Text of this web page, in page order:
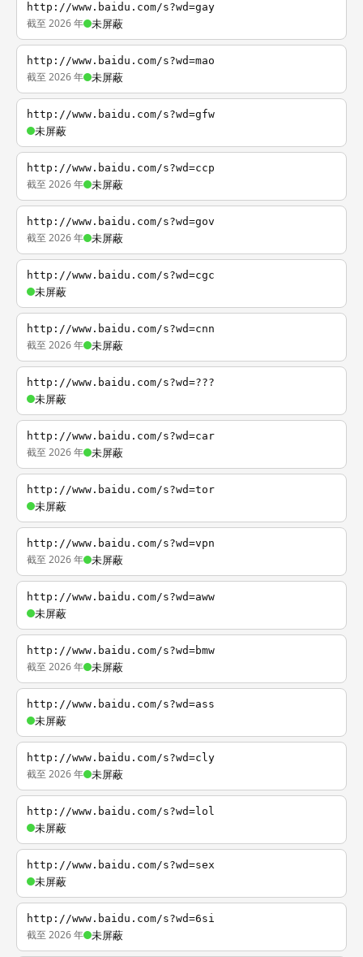
http://www.baidu.com/s?wd=gay
截至 2026 年 未屏蔽
http://www.baidu.com/s?wd=mao
截至 2026 年 未屏蔽
http://www.baidu.com/s?wd=gfw
未屏蔽
http://www.baidu.com/s?wd=ccp
截至 2026 年 未屏蔽
http://www.baidu.com/s?wd=gov
截至 2026 年 未屏蔽
http://www.baidu.com/s?wd=cgc
未屏蔽
http://www.baidu.com/s?wd=cnn
截至 2026 年 未屏蔽
http://www.baidu.com/s?wd=???
未屏蔽
http://www.baidu.com/s?wd=car
截至 2026 年 未屏蔽
http://www.baidu.com/s?wd=tor
未屏蔽
http://www.baidu.com/s?wd=vpn
截至 2026 年 未屏蔽
http://www.baidu.com/s?wd=aww
未屏蔽
http://www.baidu.com/s?wd=bmw
截至 2026 年 未屏蔽
http://www.baidu.com/s?wd=ass
未屏蔽
http://www.baidu.com/s?wd=cly
截至 2026 年 未屏蔽
http://www.baidu.com/s?wd=lol
未屏蔽
http://www.baidu.com/s?wd=sex
未屏蔽
http://www.baidu.com/s?wd=6si
截至 2026 年 未屏蔽